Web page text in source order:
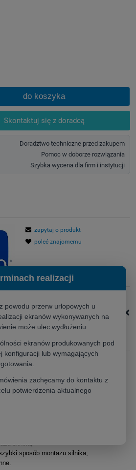
do koszyka
Skontaktuj się z doradcą
Doradztwo techniczne przed zakupem
Pomoc w doborze rozwiązania
Szybka wycena dla firm i instytucji
zapytaj o produkt
poleć znajomemu
+
prosty w instalacji ekran do projektora,
bez ramek,
silnika,
sposób montażu silnika,
realizacji
powodu przerw urlopowych u
ekranów wykonywanych na
może ulec wydłużeniu.
ekranów produkowanych pod
konfiguracji lub wymagających
zachęcamy do kontaktu z
potwierdzenia aktualnego